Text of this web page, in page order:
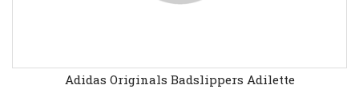
Adidas Originals Badslippers Adilette